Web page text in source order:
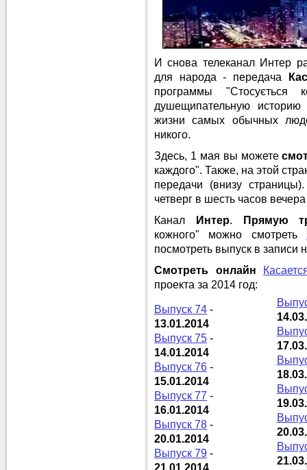
И снова телеканал Интер
для народа - передача
программы "Стосується
душещипательную
жизни самых обычных
никого.
Здесь, 1 мая вы можете
каждого". Также, на этой
передачи (внизу
четверг в шесть часов
Канал
Интер.
Прямую
кожного" можно смотреть
посмотреть выпуск в записи
Смотреть онлайн
проекта за 2014 год:
Выпуск 74 -
13.01.2014
Выпуск 75 -
14.01.2014
Выпуск 76 -
15.01.2014
Выпуск 77 -
16.01.2014
Выпуск 78 -
20.01.2014
Выпуск 79 -
21.01.2014